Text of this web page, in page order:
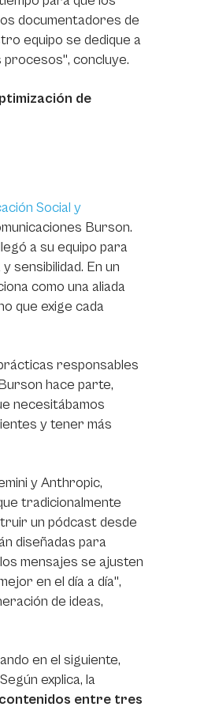
documentadores de
equipo se dedique a
concluye.
de
Social y
Burson.
a su equipo para
sensibilidad. En un
como una aliada
que exige cada
responsables
hace parte,
necesitábamos
y tener más
y Anthropic,
tradicionalmente
un pódcast desde
diseñadas para
mensajes se ajusten
en el día a día",
de ideas,
en el siguiente,
explica, la
entre tres